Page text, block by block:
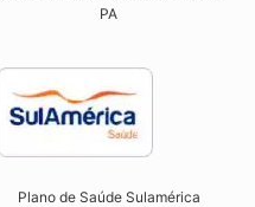
PA
Plano de Saúde Sulamérica